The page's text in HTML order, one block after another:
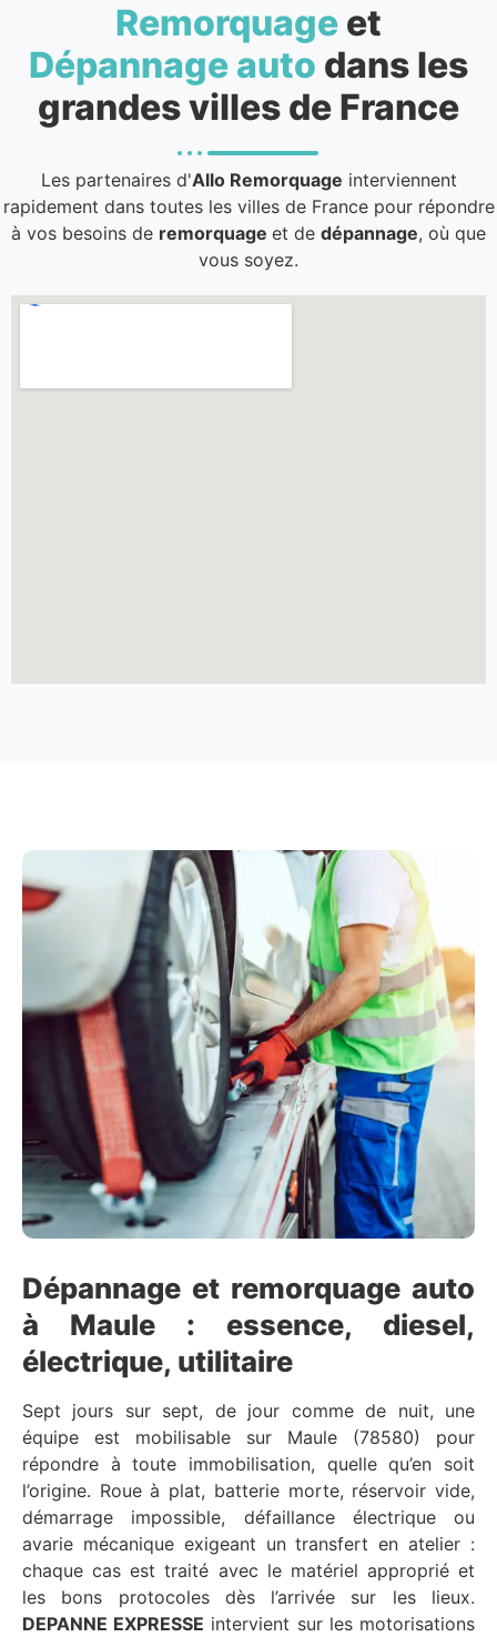
Remorquage et
Dépannage auto dans les
grandes villes de France
Les partenaires d'Allo Remorquage interviennent
rapidement dans toutes les villes de France pour répondre
à vos besoins de remorquage et de dépannage, où que
vous soyez.
Dépannage et remorquage auto
à Maule : essence, diesel,
électrique, utilitaire
Sept jours sur sept, de jour comme de nuit, une
équipe est mobilisable sur Maule (78580) pour
répondre à toute immobilisation, quelle qu’en soit
l’origine. Roue à plat, batterie morte, réservoir vide,
démarrage impossible, défaillance électrique ou
avarie mécanique exigeant un transfert en atelier :
chaque cas est traité avec le matériel approprié et
les bons protocoles dès l’arrivée sur les lieux.
DEPANNE EXPRESSE intervient sur les motorisations